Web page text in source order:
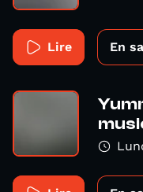
Lire En